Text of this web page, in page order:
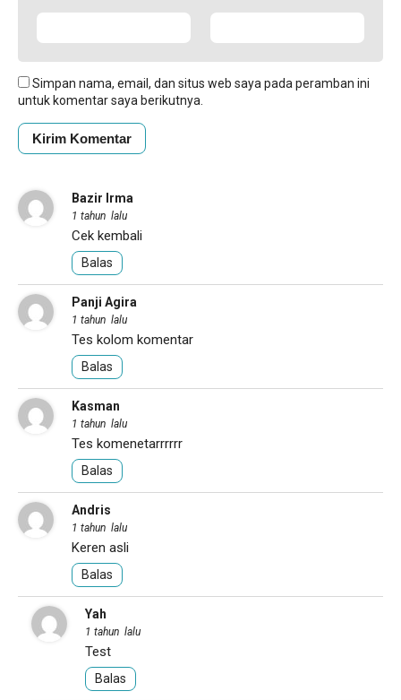
Simpan nama, email, dan situs web saya pada peramban ini
untuk komentar saya berikutnya.
Bazir Irma
1 tahun lalu
Cek kembali
Balas
Panji Agira
1 tahun lalu
Tes kolom komentar
Balas
Kasman
1 tahun lalu
Tes komenetarrrrrr
Balas
Andris
1 tahun lalu
Keren asli
Balas
Yah
1 tahun lalu
Test
Balas